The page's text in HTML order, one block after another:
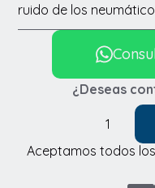
ruido de los
¿Deseas
Llantas
Triangle
Aceptamos todos